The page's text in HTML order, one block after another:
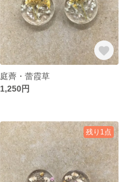
庭薺・蕾霞草
1,250円
残り1点